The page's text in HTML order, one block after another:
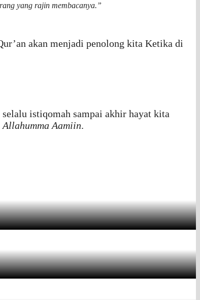
yang rajin membacanya.”
akan menjadi penolong kita Ketika di
istiqomah sampai akhir hayat kita
Aamiin.